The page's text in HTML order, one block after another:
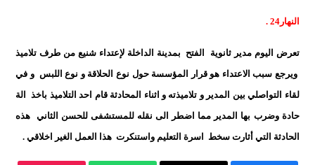
النهار24 .
تعرض اليوم مدير ثانوية الفتح بمدينة الداخلة لإعتداء شنيع من طرف تلاميذ
ويرجع سبب الاعتداء هو قرار المؤسسة حول نوع الحلاقة و نوع اللبس و في
لقاء التواصلي بين المدير و تلاميذته و اثناء المحادثة قام احد التلاميذ باخذ الة
حادة وضرب بها المدير مما اضطر الى نقله للمستشفى للحسن الثاني هذه
الحادثة التي أثارت سخط اسرة التعليم واستنكرت هذا العمل الغير اخلاقي .